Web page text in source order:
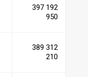
397 192
950
389 312
210